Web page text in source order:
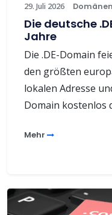
29. Juli 2026 Domänen
Die deutsche
Jahre
Die .DE-Domain
den größten
lokalen Adresse
Domain kostenlos
Mehr